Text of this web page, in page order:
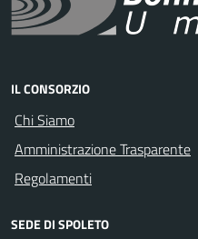
IL CONSORZIO
Chi Siamo
Amministrazione Trasparente
Regolamenti
SEDE DI SPOLETO